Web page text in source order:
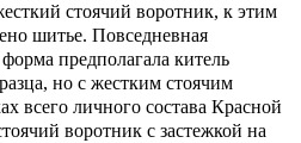
стоячий воротник, к этим
шитье. Повседневная
предполагала китель
но с жестким стоячим
всего личного состава Красной
воротник с застежкой на